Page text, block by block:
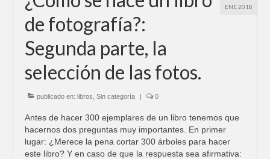
ENE 2018
de fotografía?:
Segunda parte, la
selección de las fotos.
publicado en: libros Sin categoría | 0
Antes de hacer 300 ejemplares de un libro tenemos que
hacernos dos preguntas muy importantes. En primer
lugar: ¿Merece la pena cortar 300 árboles para hacer
este libro? Y en caso de que la respuesta sea afirmativa: